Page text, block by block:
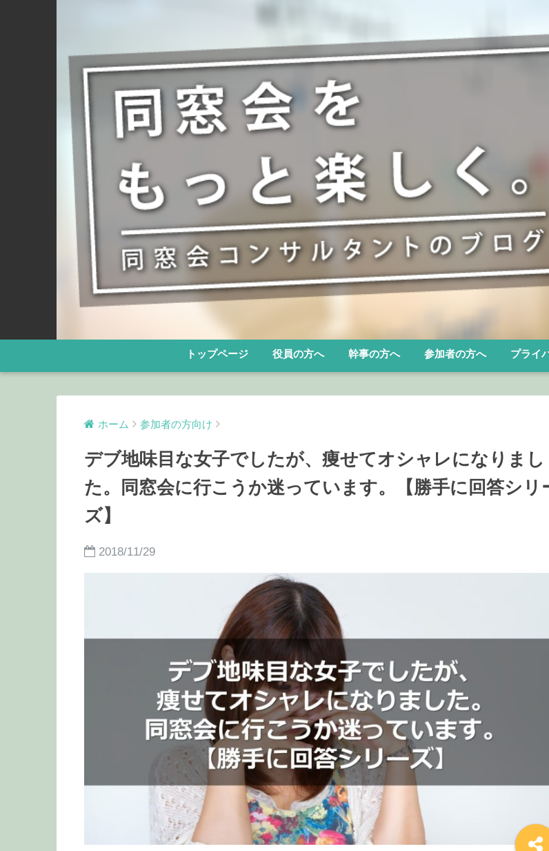
トップページ 役員の方へ 幹事の方へ 参加者の方へ プライ
ホーム 参加者の方向け
デブ地味目な女子でしたが、痩せてオシャレになりまし
た。同窓会に行こうか迷っています。【勝手に回答シリ
ズ】
2018/11/29